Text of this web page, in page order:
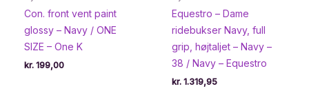
Con. front vent paint
glossy – Navy / ONE
SIZE – One K
kr. 199,00
Equestro – Dame
ridebukser Navy, full
grip, højtaljet – Navy –
38 / Navy – Equestro
kr. 1.319,95